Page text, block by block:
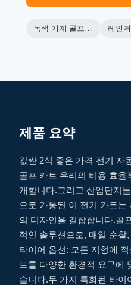
녹색 기계 골프 카트
제품 요약
값싼 2석 좋은 가격 전기 자
골프 카트 우리의 비용 효율
개합니다.그리고 산업단지
으로 가동된 이 전기 카트는
의 디자인을 결합합니다.골
적인 솔루션으로, 매일 순찰
타이어 옵션: 모든 지형에
트를 다양한 환경적 요구에
습니다.두 가지 특화된 타이